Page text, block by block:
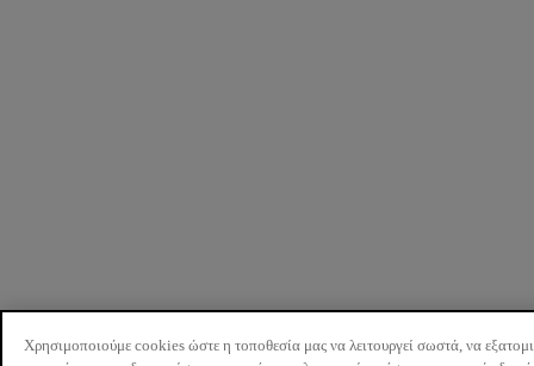
Χρησιμοποιούμε cookies ώστε η τοποθεσία μας να λειτουργεί σωστά, να